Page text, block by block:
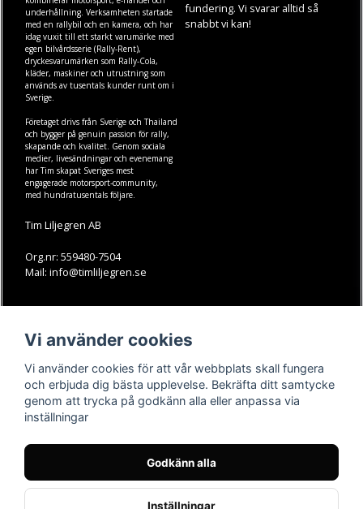
underhållning. Verksamheten startade
med en rallybil och en kamera, och har
idag vuxit till ett starkt varumärke med
egen bilvårdsserie (Rally-Rent),
dryckesvarumärken som Rally-Cola,
kläder, maskineroch utrustning som
används av tusentals kunder runt om i
Sverige.
Företaget drivs från Sverige och Thailand
och bygger på genuin passion för rally,
skapande och kvalitet. Genom sociala
medier, livesändningar och evenemang
har Tim skapat Sveriges mest
engagerade motorsport-community,
med hundratusentals följare.
Tim Liljegren AB
Org.nr: 559480-7504
Mail: info@timliljegren.se
fundering. Vi svarar alltid så
snabbt vi kan!
Köpvillkor
Kontakt
Youtube-videos
Instagram
Youtube
TikTok
Vi använder cookies
Vi använder cookies för att vår webbplats skall fungera
och erbjuda dig bästa upplevelse. Bekräfta ditt samtycke
genom att trycka på godkänn alla eller anpassa via
inställningar
Godkänn alla
Inställningar